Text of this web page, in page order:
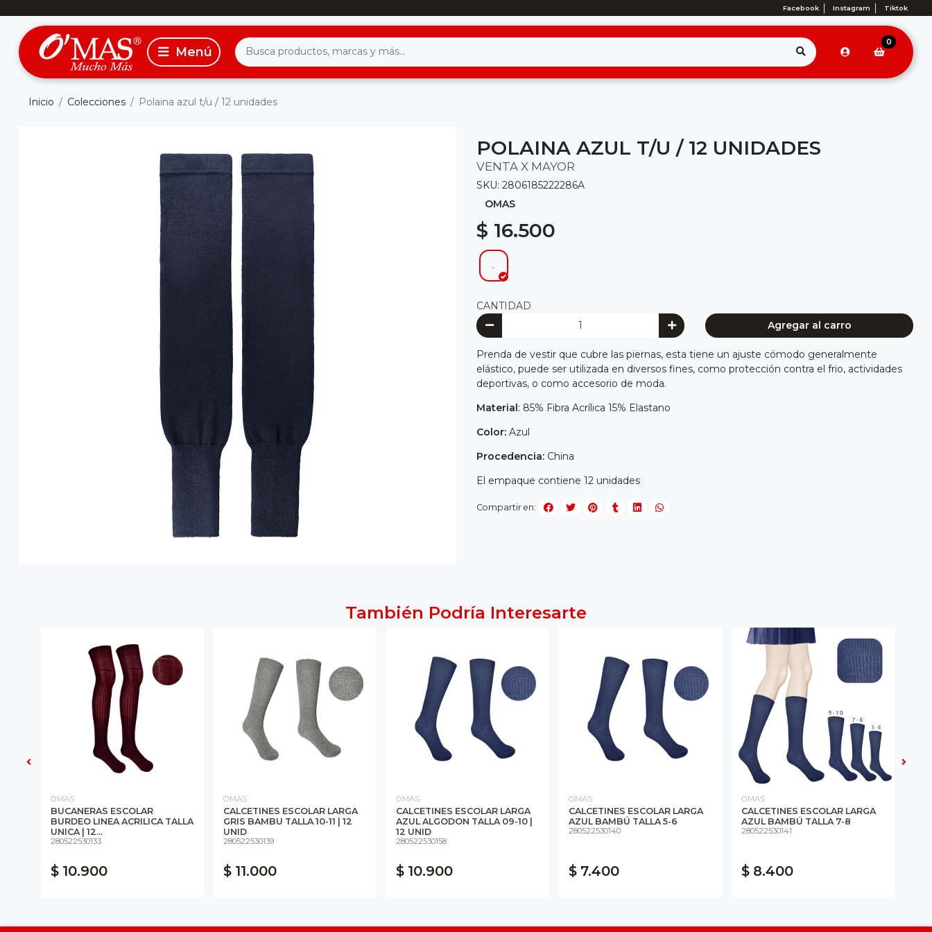
Facebook Instagram Tiktok
0
Inicio Colecciones Polaina azul t/u / 12 unidades
POLAINA AZUL T/U / 12 UNIDADES
VENTA X MAYOR
SKU: 2806185222286A
OMAS
$ 16.500
.
CANTIDAD
Agregar al carro
Prenda de vestir que cubre las piernas, esta tiene un ajuste cómodo generalmente
elástico, puede ser utilizada en diversos fines, como protección contra el frio, actividades
deportivas, o como accesorio de moda.
Material: 85% Fibra Acrílica 15% Elastano
Color: Azul
Procedencia: China
El empaque contiene 12 unidades
Compartir en:
También Podría Interesarte
OMAS
BUCANERAS ESCOLAR
BURDEO LINEA ACRILICA TALLA
UNICA | 12...
280522530133
$ 10.900
OMAS
CALCETINES ESCOLAR LARGA
GRIS BAMBU TALLA 10-11 | 12
UNID
280522530139
$ 11.000
OMAS
CALCETINES ESCOLAR LARGA
AZUL ALGODON TALLA 09-10 |
12 UNID
280522530158
$ 10.900
OMAS
CALCETINES ESCOLAR LARGA
AZUL BAMBÚ TALLA 5-6
280522530140
$ 7.400
OMAS
CALCETINES ESCOLAR LARGA
AZUL BAMBÚ TALLA 7-8
280522530141
$ 8.400